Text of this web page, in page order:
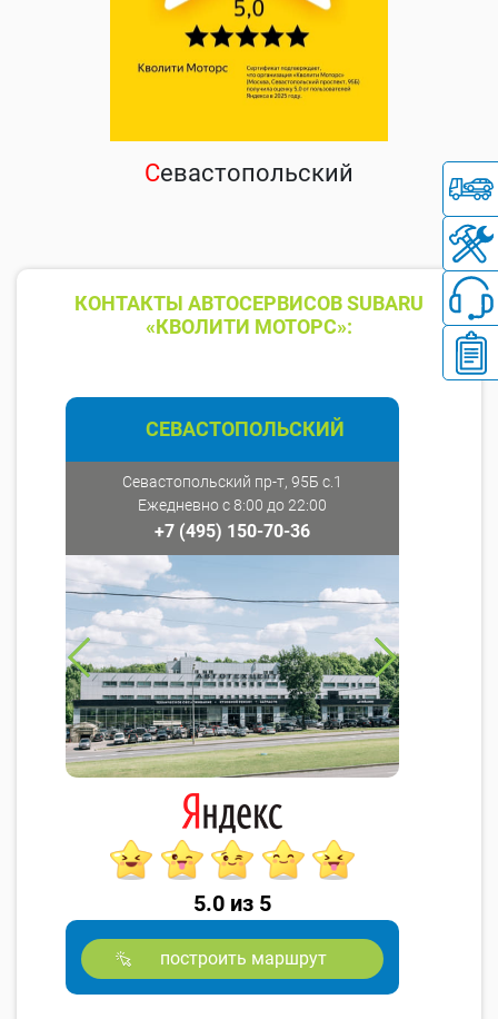
Севастопольский
КОНТАКТЫ АВТОСЕРВИСОВ SUBARU
«КВОЛИТИ МОТОРС»:
СЕВАСТОПОЛЬСКИЙ
Севастопольский пр-т, 95Б с.1
Ежедневно с 8:00 до 22:00
+7 (495) 150-70-36
5.0 из 5
построить маршрут